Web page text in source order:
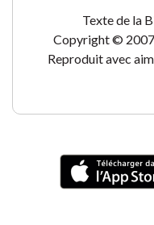
Texte de la
Copyright © 2007
Reproduit avec